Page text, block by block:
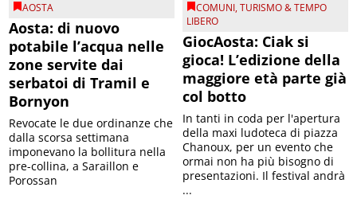
AOSTA
Aosta: di nuovo
potabile l’acqua nelle
zone servite dai
serbatoi di Tramil e
Bornyon
Revocate le due ordinanze che
dalla scorsa settimana
imponevano la bollitura nella
pre-collina, a Saraillon e
Porossan
COMUNI,TURISMO & TEMPO
LIBERO
GiocAosta: Ciak si
gioca! L’edizione della
maggiore età parte già
col botto
In tanti in coda per l'apertura
della maxi ludoteca di piazza
Chanoux, per un evento che
ormai non ha più bisogno di
presentazioni. Il festival andrà
...